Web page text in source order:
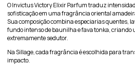
O Invictus Victory Elixir Parfum traduz
sofisticação em uma fragrância oriental
Sua composição combina especiarias quentes,
fundo intenso de baunilha e fava tonka, criando
extremamente sedutor.
Na Sillage, cada fragrância é escolhida para
impacto.